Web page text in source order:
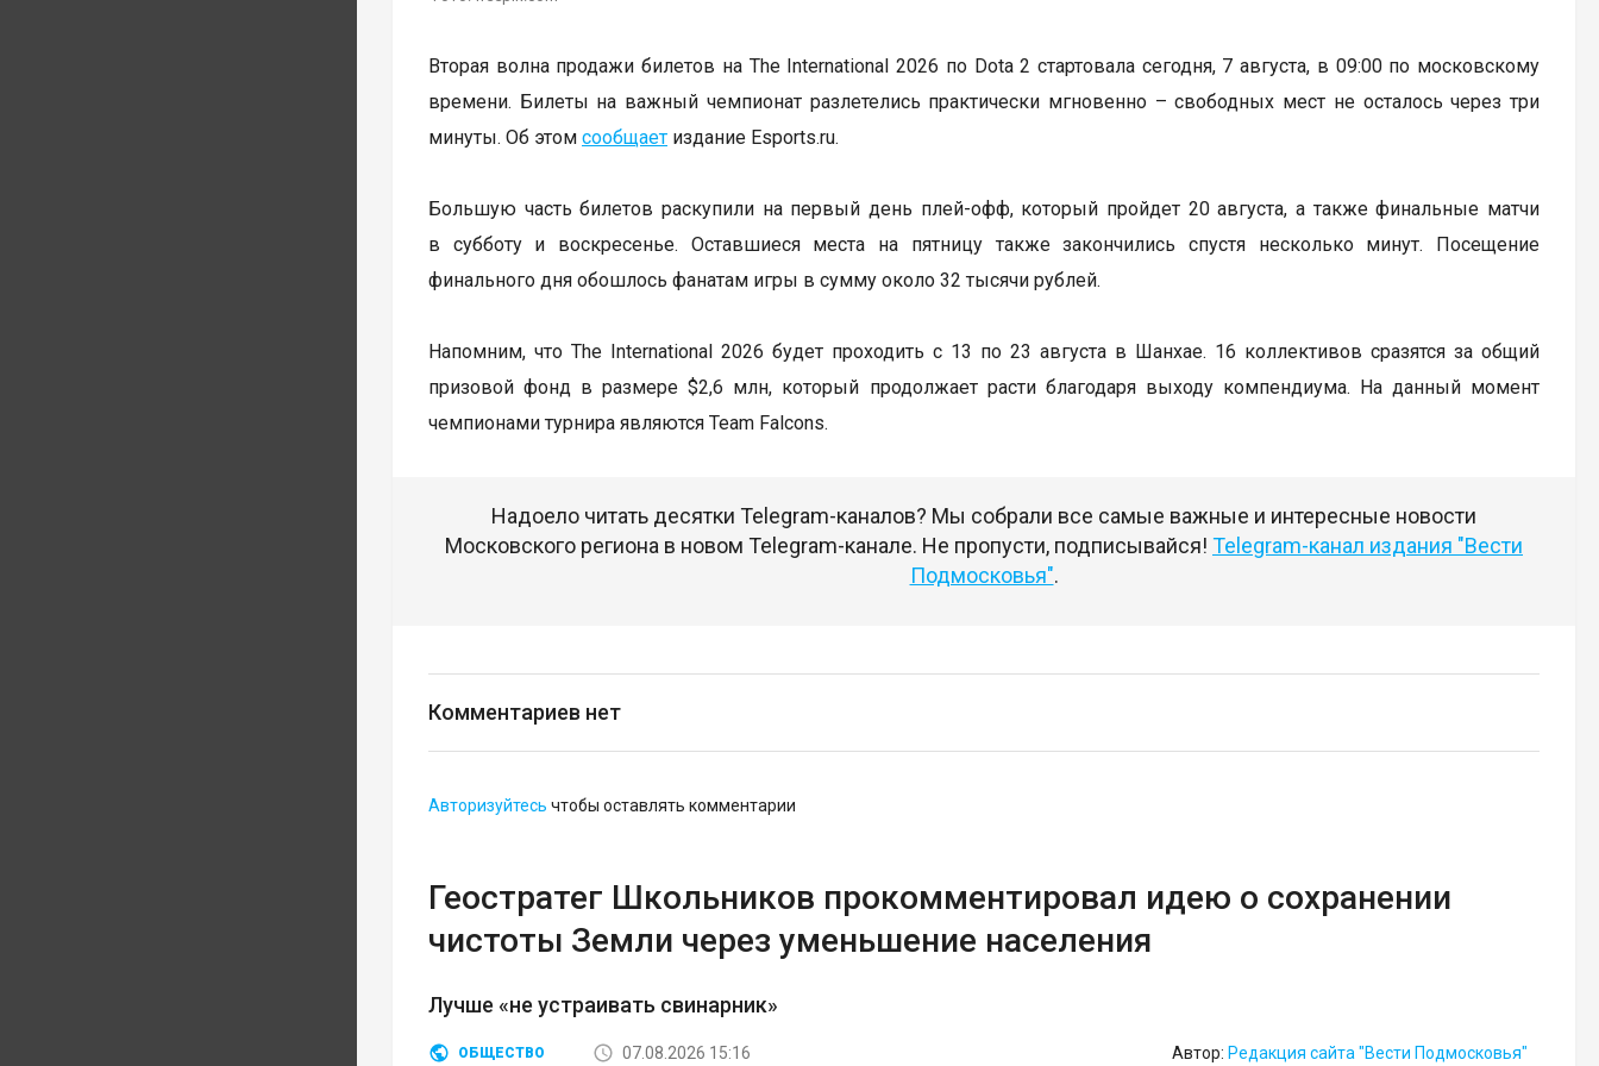
Вторая волна продажи билетов на The International 2026 по Dota 2 стартовала сегодня, 7 августа, в 09:00 по московскому
времени. Билеты на важный чемпионат разлетелись практически мгновенно – свободных мест не осталось через три
минуты. Об этом сообщает издание Esports.ru.
Большую часть билетов раскупили на первый день плей-офф, который пройдет 20 августа, а также финальные матчи
в субботу и воскресенье. Оставшиеся места на пятницу также закончились спустя несколько минут. Посещение
финального дня обошлось фанатам игры в сумму около 32 тысячи рублей.
Напомним, что The International 2026 будет проходить с 13 по 23 августа в Шанхае. 16 коллективов сразятся за общий
призовой фонд в размере $2,6 млн, который продолжает расти благодаря выходу компендиума. На данный момент
чемпионами турнира являются Team Falcons.
Надоело читать десятки Telegram-каналов? Мы собрали все самые важные и интересные новости
Московского региона в новом Telegram-канале. Не пропусти, подписывайся! Telegram-канал издания "Вести
Подмосковья".
Комментариев нет
Авторизуйтесь чтобы оставлять комментарии
Геостратег Школьников прокомментировал идею о сохранении
чистоты Земли через уменьшение населения
Лучше «не устраивать свинарник»
ОБЩЕСТВО 07.08.2026 15:16 Автор: Редакция сайта "Вести Подмосковья"